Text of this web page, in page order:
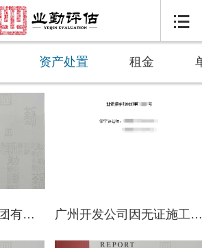

资产处置 租金
广州市******发展集团有限公司因财务报告目的拟以公允价值计量投资性房地产涉及位于白云区****路**号等共111项房地产公允价值资产评估 广州开发公司因无证施工行政处罚改造项目基坑支护工程费用评估案例